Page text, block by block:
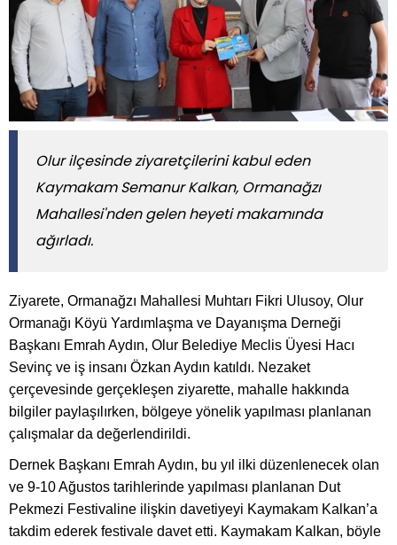
​​​​​​​Olur ilçesinde ziyaretçilerini kabul eden
Kaymakam Semanur Kalkan, Ormanağzı
Mahallesi'nden gelen heyeti makamında
ağırladı.
Ziyarete, Ormanağzı Mahallesi Muhtarı Fikri Ulusoy, Olur
Ormanağı Köyü Yardımlaşma ve Dayanışma Derneği
Başkanı Emrah Aydın, Olur Belediye Meclis Üyesi Hacı
Sevinç ve iş insanı Özkan Aydın katıldı. Nezaket
çerçevesinde gerçekleşen ziyarette, mahalle hakkında
bilgiler paylaşılırken, bölgeye yönelik yapılması planlanan
çalışmalar da değerlendirildi.
Dernek Başkanı Emrah Aydın, bu yıl ilki düzenlenecek olan
ve 9-10 Ağustos tarihlerinde yapılması planlanan Dut
Pekmezi Festivaline ilişkin davetiyeyi Kaymakam Kalkan’a
takdim ederek festivale davet etti. Kaymakam Kalkan, böyle